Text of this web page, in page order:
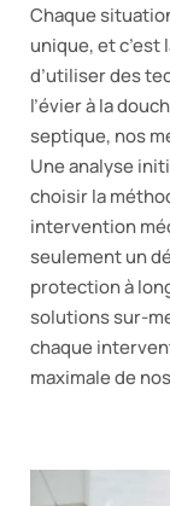
Chaque
unique, et
d’utiliser des
l’évier à la
septique, nos
Une analyse
choisir la
intervention
seulement un
protection à
solutions sur-
chaque
maximale de